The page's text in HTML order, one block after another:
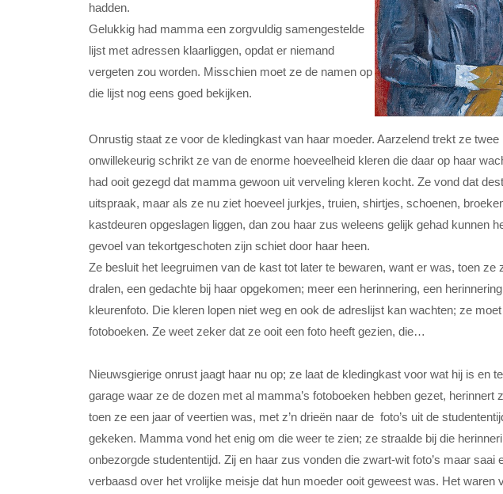
hadden.
Gelukkig had mamma een zorgvuldig samengestelde
lijst met adressen klaarliggen, opdat er niemand
vergeten zou worden. Misschien moet ze de namen op
die lijst nog eens goed bekijken.
Onrustig staat ze voor de kledingkast van haar moeder. Aarzelend trekt ze
onwillekeurig schrikt ze van de enorme hoeveelheid kleren die daar op haar
had ooit gezegd dat mamma gewoon uit verveling kleren kocht. Ze vond dat
uitspraak, maar als ze nu ziet hoeveel jurkjes, truien, shirtjes, schoenen,
kastdeuren opgeslagen liggen, dan zou haar zus weleens gelijk gehad kunnen
gevoel van tekortgeschoten zijn schiet door haar heen.
Ze besluit het leegruimen van de kast tot later te bewaren, want er was, toen ze
dralen, een gedachte bij haar opgekomen; meer een herinnering, een
kleurenfoto. Die kleren lopen niet weg en ook de adreslijst kan wachten; ze
fotoboeken. Ze weet zeker dat ze ooit een foto heeft gezien, die…
Nieuwsgierige onrust jaagt haar nu op; ze laat de kledingkast voor wat hij is en
garage waar ze de dozen met al mamma’s fotoboeken hebben gezet, herinnert
toen ze een jaar of veertien was, met z’n drieën naar de foto’s uit de
gekeken. Mamma vond het enig om die weer te zien; ze straalde bij die
onbezorgde studententijd. Zij en haar zus vonden die zwart-wit foto’s maar saai
verbaasd over het vrolijke meisje dat hun moeder ooit geweest was. Het waren